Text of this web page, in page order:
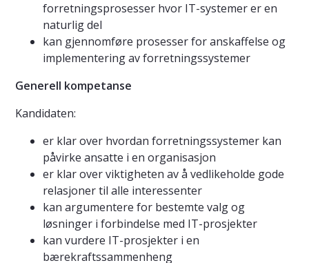
forretningsprosesser hvor IT-systemer er en
naturlig del
kan gjennomføre prosesser for anskaffelse og
implementering av forretningssystemer
Generell kompetanse
Kandidaten:
er klar over hvordan forretningssystemer kan
påvirke ansatte i en organisasjon
er klar over viktigheten av å vedlikeholde gode
relasjoner til alle interessenter
kan argumentere for bestemte valg og
løsninger i forbindelse med IT-prosjekter
kan vurdere IT-prosjekter i en
bærekraftssammenheng